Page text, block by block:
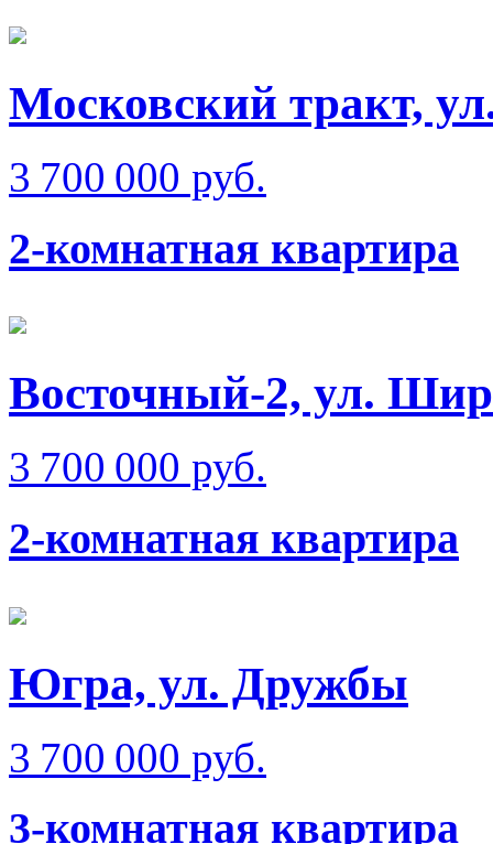
Московский тракт,
3 700 000 руб.
2-комнатная квартира
Восточный-2, ул.
3 700 000 руб.
2-комнатная квартира
Югра, ул. Дружбы
3 700 000 руб.
3-комнатная квартира